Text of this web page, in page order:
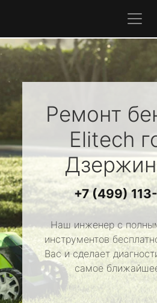
Ремонт
Elitech
+7 (499)
Наш инженер с
инструментов
Вас и сделает
самое